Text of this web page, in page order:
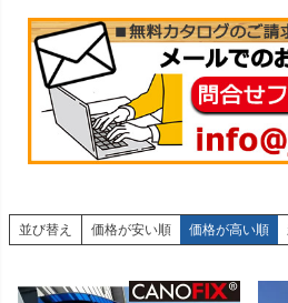
並び替え 価格が安い順 価格が高い順